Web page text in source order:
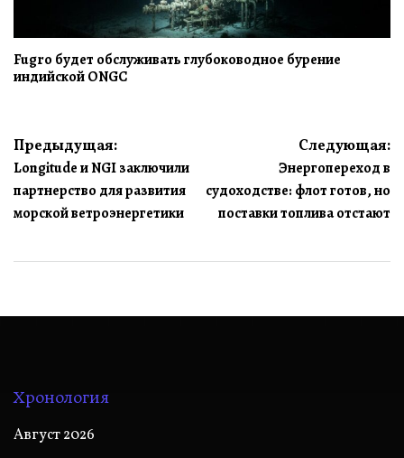
Fugro будет обслуживать глубоководное бурение
индийской ONGC
Навигация
по
записям
Предыдущая:
Longitude и NGI заключили
партнерство для развития
морской ветроэнергетики
Следующая:
Энергопереход в
судоходстве: флот готов, но
поставки топлива отстают
Хронология
Август 2026